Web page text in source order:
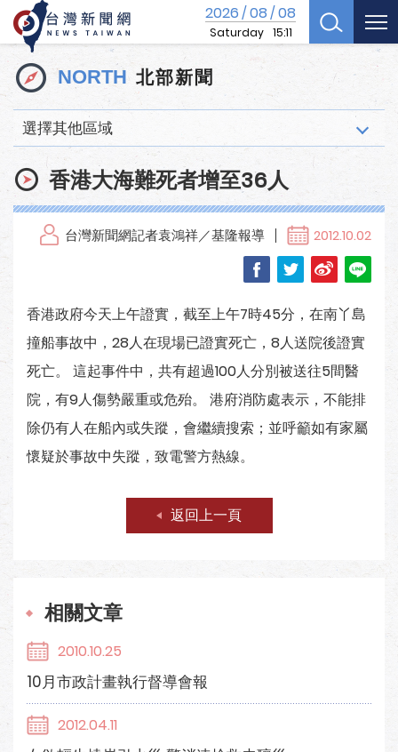
2026/08/08
Saturday 15:11
NORTH 北部新聞
選擇其他區域
香港大海難死者增至36人
台灣新聞網記者袁鴻祥／基隆報導 2012.10.02
香港政府今天上午證實，截至上午7時45分，在南丫島
撞船事故中，28人在現場已證實死亡，8人送院後證實
死亡。 這起事件中，共有超過100人分別被送往5間醫
院，有9人傷勢嚴重或危殆。 港府消防處表示，不能排
除仍有人在船內或失蹤，會繼續搜索；並呼籲如有家屬
懷疑於事故中失蹤，致電警方熱線。
返回上一頁
相關文章
2010.10.25
10月市政計畫執行督導會報
2012.04.11